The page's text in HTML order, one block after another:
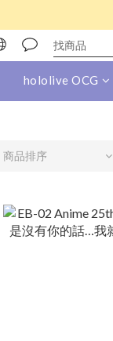
hololive OCG
商品排序